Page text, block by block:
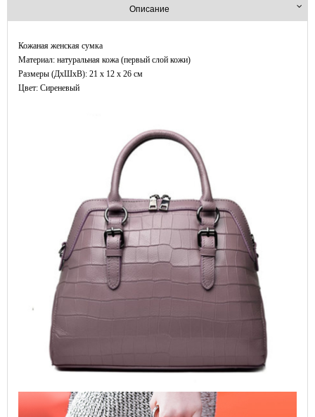
Описание
Кожаная женская сумка
Материал: натуральная кожа (первый слой кожи)
Размеры (ДxШхВ): 21 x 12 x 26 см
Цвет: Сиреневый